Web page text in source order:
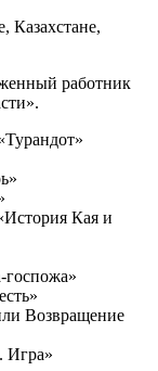
Казахстане,
работник
Кая и
Возвращение
Игра»